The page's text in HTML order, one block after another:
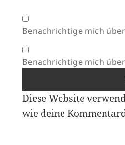
Benachrichtige mich
Benachrichtige mich
Diese Website
wie deine